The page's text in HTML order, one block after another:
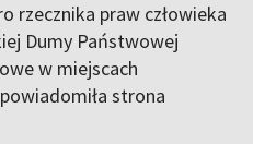
rzecznika praw człowieka
Dumy Państwowej
w miejscach
strona